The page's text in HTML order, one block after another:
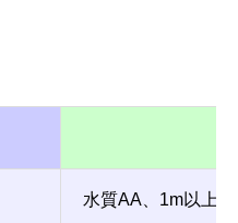
水質AA、1m以上